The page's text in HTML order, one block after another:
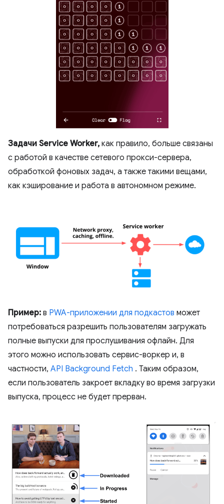
Задачи Service Worker, как правило, больше связаны
с работой в качестве сетевого прокси-сервера,
обработкой фоновых задач, а также такими вещами,
как кэширование и работа в автономном режиме.
Пример: в PWA-приложении для подкастов может
потребоваться разрешить пользователям загружать
полные выпуски для прослушивания офлайн. Для
этого можно использовать сервис-воркер и, в
частности, API Background Fetch . Таким образом,
если пользователь закроет вкладку во время загрузки
выпуска, процесс не будет прерван.